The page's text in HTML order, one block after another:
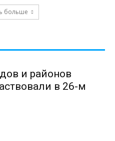
больше
и районов
в 26-м